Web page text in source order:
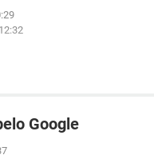
Google